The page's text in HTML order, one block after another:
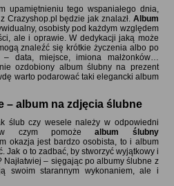
upamiętnieniu tego wspaniałego dnia,
Crazyshop.pl będzie jak znalazł. Album
osobisty pod każdym względem
ale i oprawie. W dedykacji jaką może
znaleźć się krótkie życzenia albo po
– data, miejsce, imiona małżonków…
ozdobiony album ślubny na prezent
warto podarować taki elegancki album
– album na zdjęcia ślubne
ślub czy wesele należy w odpowiedni
w czym pomożealbum ślubny
okazja jest bardzo osobista, to i album
Jak o to zadbać, by stworzyć wyjątkowy i
– sięgając po albumy ślubne z
swoim starannym wykonaniem, ale i